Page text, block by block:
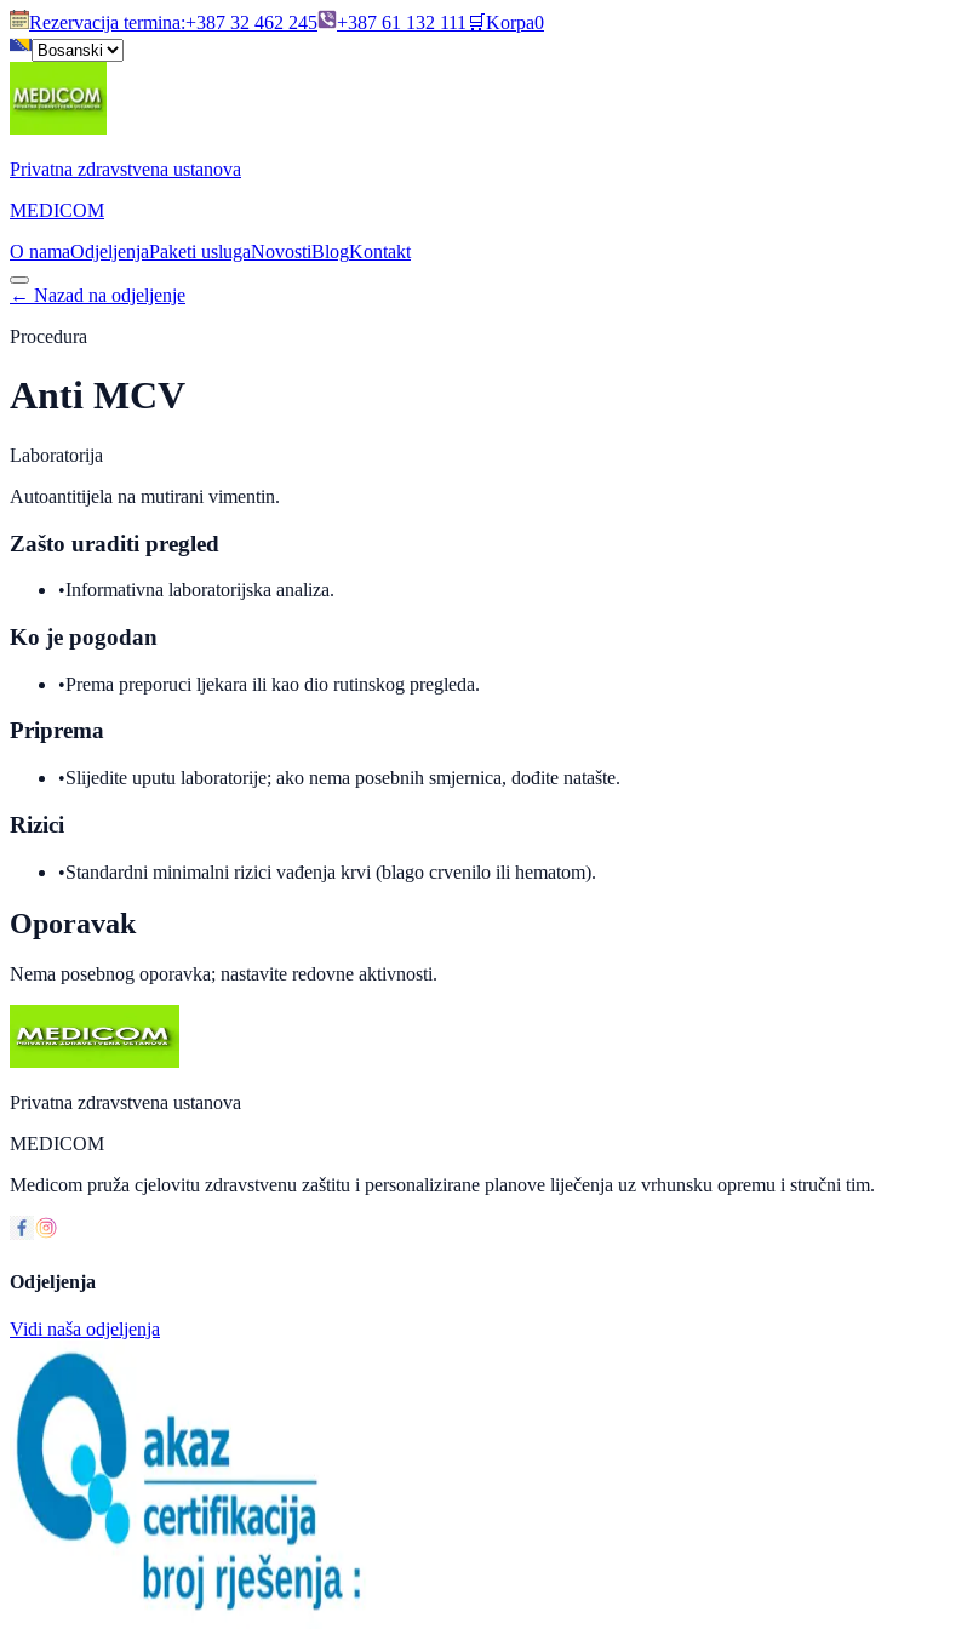
Rezervacija termina:+387 32 462 245 +387 61 132 111 🛒Korpa0
Privatna zdravstvena ustanova
MEDICOM
O namaOdjeljenjaPaketi uslugaNovostiBlogKontakt
← Nazad na odjeljenje
Procedura
Anti MCV
Laboratorija
Autoantitijela na mutirani vimentin.
Zašto uraditi pregled
•Informativna laboratorijska analiza.
Ko je pogodan
•Prema preporuci ljekara ili kao dio rutinskog pregleda.
Priprema
•Slijedite uputu laboratorije; ako nema posebnih smjernica, dođite natašte.
Rizici
•Standardni minimalni rizici vađenja krvi (blago crvenilo ili hematom).
Oporavak
Nema posebnog oporavka; nastavite redovne aktivnosti.
Privatna zdravstvena ustanova
MEDICOM
Medicom pruža cjelovitu zdravstvenu zaštitu i personalizirane planove liječenja uz vrhunsku opremu i stručni tim.
Odjeljenja
Vidi naša odjeljenja